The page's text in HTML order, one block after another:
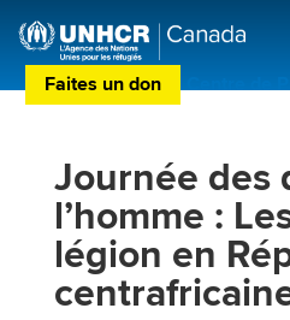
Faites un don Centre de
Journée des
l’homme :
légion en